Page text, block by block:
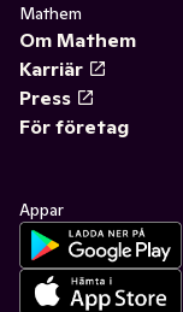
Mathem
Om Mathem
Karriär
Press
För företag
Appar